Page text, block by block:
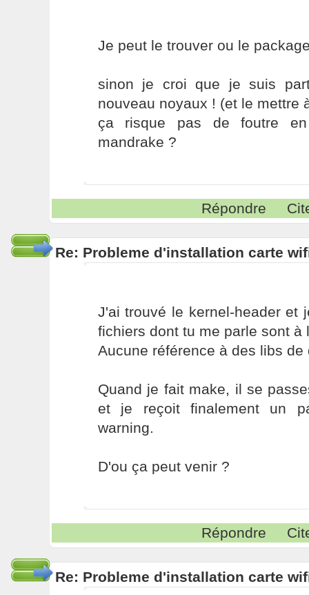
Je peut le trouver ou le
sinon je croi que je suis
nouveau noyaux ! (et le mettre
ça risque pas de foutre
mandrake ?
Répondre
Re: Probleme d'installation carte
J'ai trouvé le kernel-header et
fichiers dont tu me parle sont à
Aucune référence à des libs
Quand je fait make, il se
et je reçoit finalement un
warning.
D'ou ça peut venir ?
Répondre
Re: Probleme d'installation carte